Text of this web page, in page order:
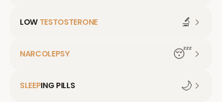
LOW TESTOSTERONE 🔬
NARCOLEPSY 😴
SLEEPING PILLS 🌙